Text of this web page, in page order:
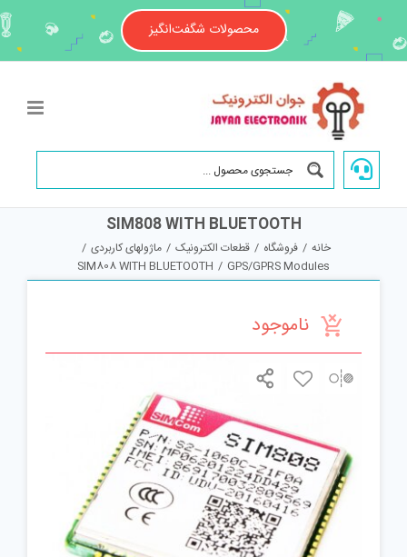
content
محصولات شگفت‌انگیز
SIM808 WITH BLUETOOTH
خانه / فروشگاه / قطعات الکترونیک / ماژولهای کاربردی /
GPS/GPRS Modules
/
SIM808 WITH BLUETOOTH
ناموجود